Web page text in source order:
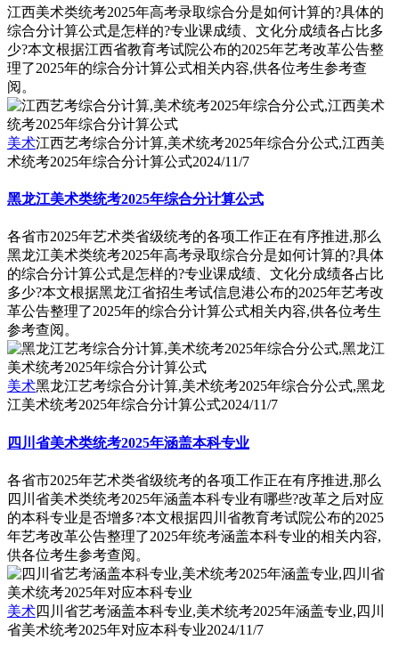
江西美术类统考2025年高考录取综合分是如何计算的?具体的
综合分计算公式是怎样的?专业课成绩、文化分成绩各占比多
少?本文根据江西省教育考试院公布的2025年艺考改革公告整
理了2025年的综合分计算公式相关内容,供各位考生参考查
阅。
美术江西艺考综合分计算,美术统考2025年综合分公式,江西美
术统考2025年综合分计算公式2024/11/7
黑龙江美术类统考2025年综合分计算公式
各省市2025年艺术类省级统考的各项工作正在有序推进,那么
黑龙江美术类统考2025年高考录取综合分是如何计算的?具体
的综合分计算公式是怎样的?专业课成绩、文化分成绩各占比
多少?本文根据黑龙江省招生考试信息港公布的2025年艺考改
革公告整理了2025年的综合分计算公式相关内容,供各位考生
参考查阅。
美术黑龙江艺考综合分计算,美术统考2025年综合分公式,黑龙
江美术统考2025年综合分计算公式2024/11/7
四川省美术类统考2025年涵盖本科专业
各省市2025年艺术类省级统考的各项工作正在有序推进,那么
四川省美术类统考2025年涵盖本科专业有哪些?改革之后对应
的本科专业是否增多?本文根据四川省教育考试院公布的2025
年艺考改革公告整理了2025年统考涵盖本科专业的相关内容,
供各位考生参考查阅。
美术四川省艺考涵盖本科专业,美术统考2025年涵盖专业,四川
省美术统考2025年对应本科专业2024/11/7